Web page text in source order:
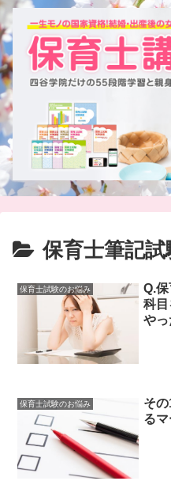
保育士筆記試
保育士試験のお悩み
Q.保
科目
やっ
保育士試験のお悩み
そ
る